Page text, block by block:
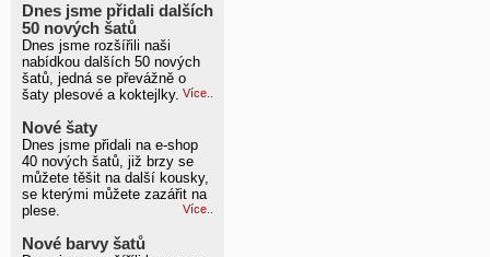
Dnes jsme přidali dalších
50 nových šatů
Dnes jsme rozšířili naši
nabídkou dalších 50 nových
šatů, jedná se převážně o
šaty plesové a koktejlky. Více..
Nové šaty
Dnes jsme přidali na e-shop
40 nových šatů, již brzy se
můžete těšit na další kousky,
se kterými můžete zazářit na
plese.
Více..
Nové barvy šatů